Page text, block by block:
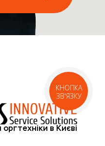
в Києві
КНОПКА
ЗВ'ЯЗКУ